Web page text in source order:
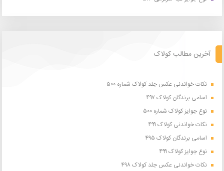
آخرین مطالب کولاک
نکات خواندنی عکس جلد کولاک شماره ۵۰۰
اسامی برندگان کولاک ۴۹۷
نوع جوایز کولاک شماره ۵۰۰
نکات خواندنی کولاک ۴۹۹
اسامی برندگان کولاک ۴۹۵
نوع جوایز کولاک ۴۹۹
نکات خواندنی عکس جلد کولاک ۴۹۸